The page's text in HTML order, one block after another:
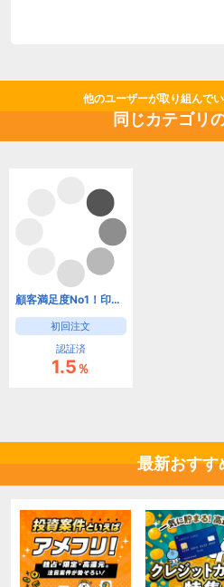
他のユーザーが取り組んで
同じカテゴリ
顧客満足度No1！印刷通販サイト『ラクスル』
初回注文
認証済
1.5％
最新おすす